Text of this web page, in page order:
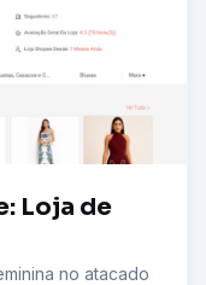
Loja de
no atacado